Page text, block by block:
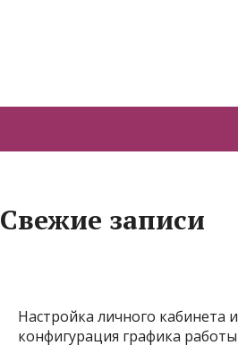
Свежие записи
Настройка личного кабинета и
конфигурация графика работы